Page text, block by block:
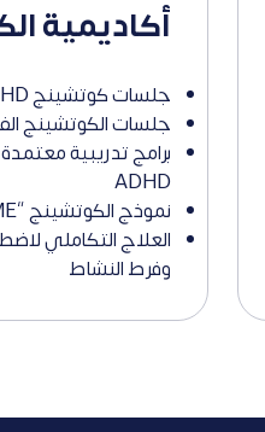
أكاديمية
جلسات كوتشينج ADHD جماعية
جلسات الكوتشينج
برامج تدريبية
ADHD
نموذج الكوتشينج “DEAR 2 ME”.
العلاج التكاملي
وفرط النشاط